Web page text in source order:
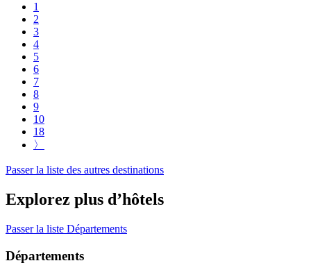
1
2
3
4
5
6
7
8
9
10
18
〉
Passer la liste des autres destinations
Explorez plus d’hôtels
Passer la liste Départements
Départements